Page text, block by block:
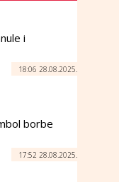
i
18:06 28.08.2025.
borbe
17:52 28.08.2025.